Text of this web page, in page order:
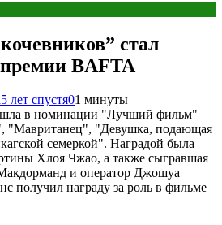
стал
BAFTA
5 лет спустя01 минуты
в номинации "Лучший фильм"
"Мавританец", "Девушка, подающая
семеркой". Наградой была
Хлоя Чжао, а также сыгравшая
и оператор Джошуа
получил награду за роль в фильме